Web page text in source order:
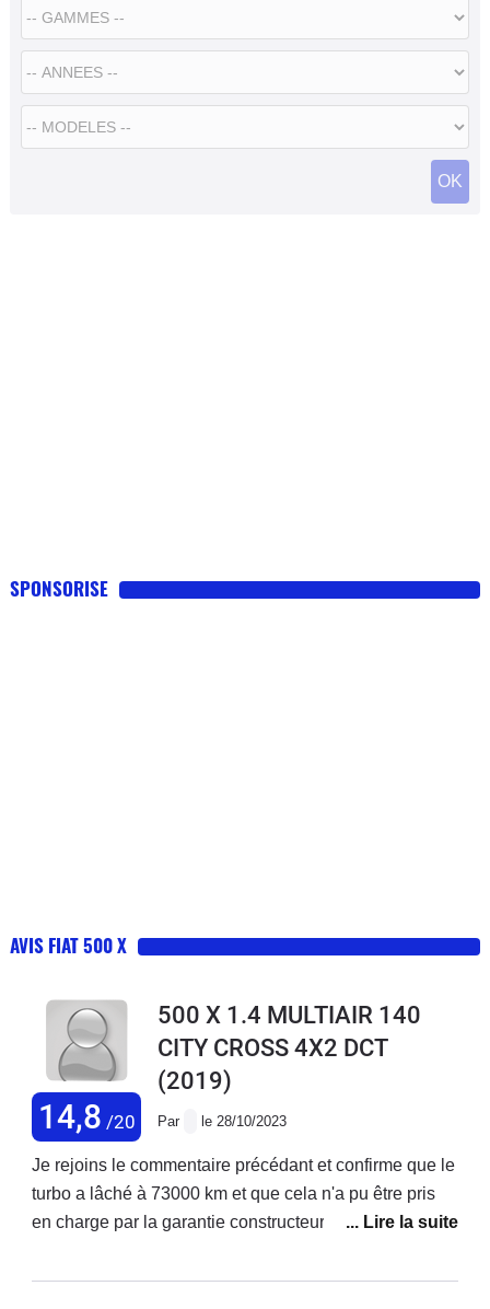
SPONSORISE
AVIS FIAT 500 X
14,8 /20
500 X 1.4 MULTIAIR 140
CITY CROSS 4X2 DCT
(2019)
Par le 28/10/2023
Je rejoins le commentaire précédant et confirme que le
turbo a lâché à 73000 km et que cela n'a pu être pris
en charge par la garantie constructeur ! Je précise que
réparations ! Ma voiture est d'ailleurs en vente. Je ne